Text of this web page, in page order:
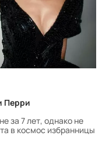
Перри
за 7 лет, однако не
в космос избранницы